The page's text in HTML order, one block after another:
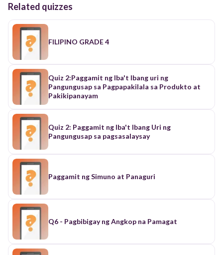
Related quizzes
FILIPINO GRADE 4
Quiz 2:Paggamit ng Iba't Ibang uri ng
Pangungusap sa Pagpapakilala sa Produkto at
Pakikipanayam
Quiz 2: Paggamit ng Iba't Ibang Uri ng
Pangungusap sa pagsasalaysay
Paggamit ng Simuno at Panaguri
Q6 - Pagbibigay ng Angkop na Pamagat